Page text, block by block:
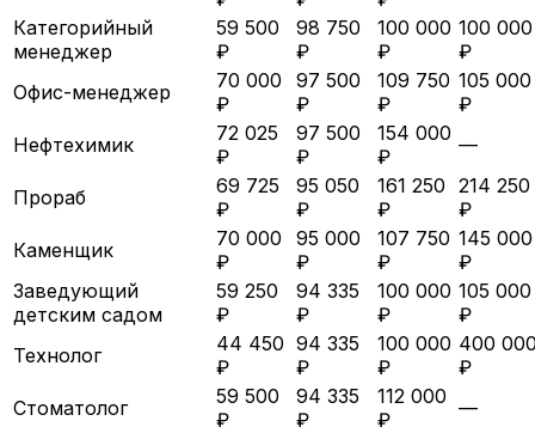
Категорийный
менеджер
59 500
₽
98 750
₽
100 000
₽
100 000
₽
Офис-менеджер
70 000
₽
97 500
₽
109 750
₽
105 000
₽
Нефтехимик
72 025
₽
97 500
₽
154 000
₽
—
Прораб
69 725
₽
95 050
₽
161 250
₽
214 250
₽
Каменщик
70 000
₽
95 000
₽
107 750
₽
145 000
₽
Заведующий
детским садом
59 250
₽
94 335
₽
100 000
₽
105 000
₽
Технолог
44 450
₽
94 335
₽
100 000
₽
400
₽
Стоматолог
59 500
₽
94 335
₽
112 000
₽
—